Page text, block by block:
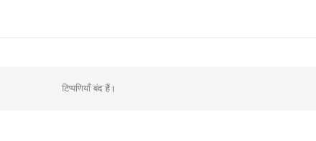
टिप्पणियाँ बंद हैं।